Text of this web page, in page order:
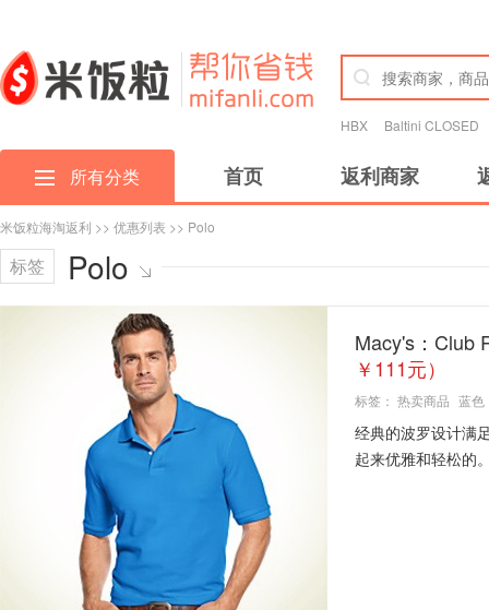
HBX Baltini CLOSED
所有分类 首页 返利商家
米饭粒海淘返利 >> 优惠列表 >> Polo
标签 Polo
Macy's：Club
￥111元）
标签： 热卖商品 蓝色
经典的波罗设计满
起来优雅和轻松的